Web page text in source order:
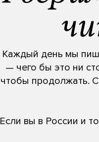
Каждый день мы
— чего бы это ни
чтобы продолжать.
Если вы в России и